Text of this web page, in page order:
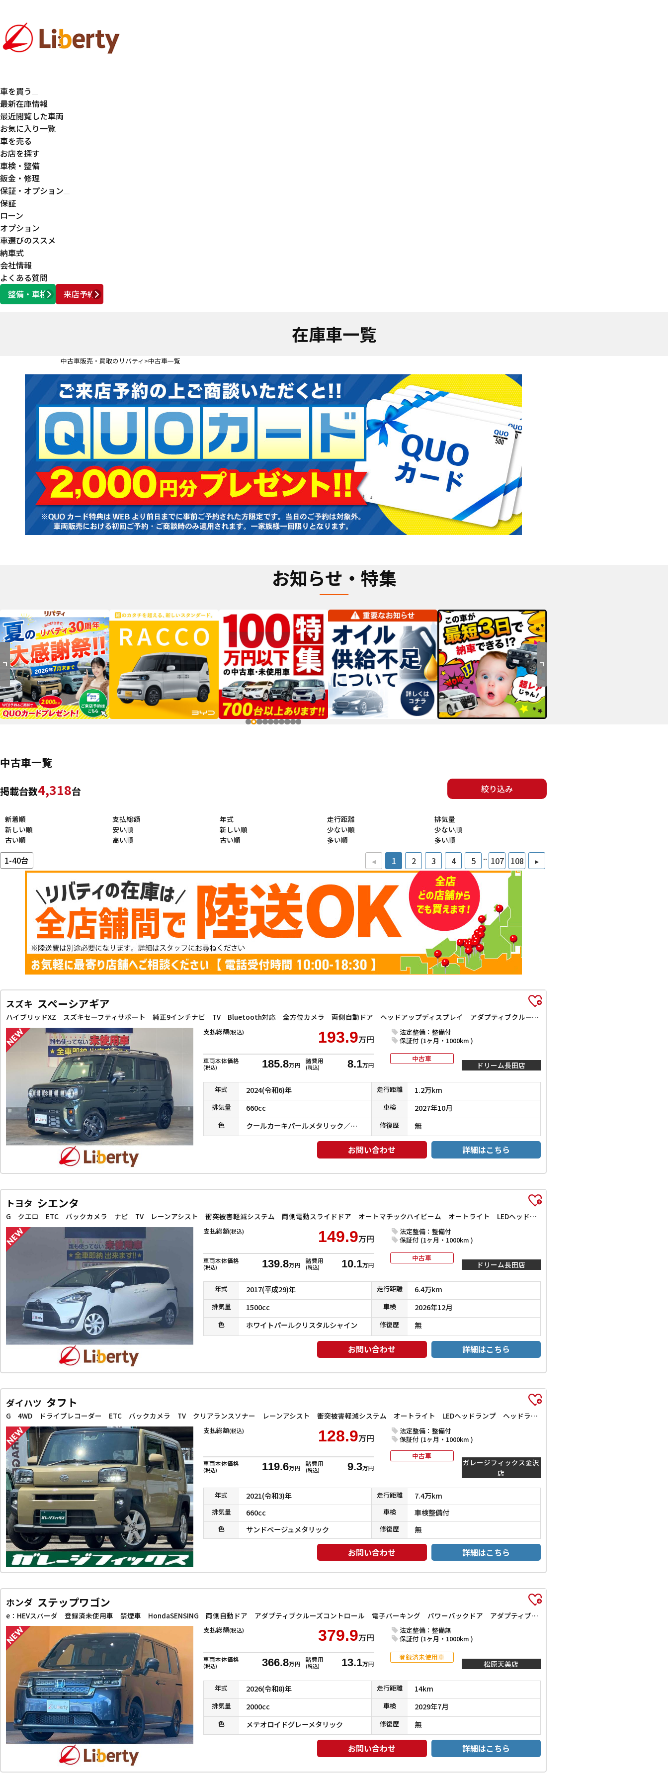
車を買う
最新在庫情報
最近閲覧した車両
お気に入り一覧
車を売る
お店を探す
車検・整備
鈑金・修理
保証・オプション
保証
ローン
オプション
車選びのススメ
納車式
会社情報
よくある質問
整備・車検
来店予約
営業時間 AM10:00 ～ PM6:00
在庫車一覧
中古車販売・買取のリバティ 中古車一覧
お知らせ・特集
中古車一覧
絞り込み
掲載台数4,318台
新着順
新しい順
古い順
支払総額
安い順
高い順
年式
新しい順
古い順
走行距離
少ない順
多い順
排気量
少ない順
多い順
1-40台 ◂ 1 2 3 4 5 .. 107 108 ▸
スズキ スペーシアギア
ハイブリッドXZ スズキセーフティサポート 純正9インチナビ TV Bluetooth対応 全方位カメラ 両側自動ドア ヘッドアップディスプレイ アダプティブクルーズコントロール ステアリングヒーター LEDヘッドライ
支払総額(税込) 193.9万円
車両本体価格
(税込) 185.8万円
諸費用
(税込) 8.1万円
法定整備：整備付
保証付 (1ヶ月・1000km )
中古車
ドリーム長田店
年式 2024(令和6)年 走行距離 1.2万km
排気量 660cc 車検 2027年10月
色 クールカーキパールメタリック／ガンメタリック 修復歴 無
お問い合わせ 詳細はこちら
トヨタ シエンタ
G クエロ ETC バックカメラ ナビ TV レーンアシスト 衝突被害軽減システム 両側電動スライドドア オートマチックハイビーム オートライト LEDヘッドランプ スマートキー アイドリングストップ
支払総額(税込) 149.9万円
車両本体価格
(税込) 139.8万円
諸費用
(税込) 10.1万円
法定整備：整備付
保証付 (1ヶ月・1000km )
中古車
ドリーム長田店
年式 2017(平成29)年 走行距離 6.4万km
排気量 1500cc 車検 2026年12月
色 ホワイトパールクリスタルシャイン 修復歴 無
お問い合わせ 詳細はこちら
ダイハツ タフト
G 4WD ドライブレコーダー ETC バックカメラ TV クリアランスソナー レーンアシスト 衝突被害軽減システム オートライト LEDヘッドランプ ヘッドライトウォッシャー スマートキー
支払総額(税込) 128.9万円
車両本体価格
(税込) 119.6万円
諸費用
(税込) 9.3万円
法定整備：整備付
保証付 (1ヶ月・1000km )
中古車
ガレージフィックス金沢
店
年式 2021(令和3)年 走行距離 7.4万km
排気量 660cc 車検 車検整備付
色 サンドベージュメタリック 修復歴 無
お問い合わせ 詳細はこちら
ホンダ ステップワゴン
e：HEVスパーダ 登録済未使用車 禁煙車 HondaSENSING 両側自動ドア アダプティブクルーズコントロール 電子パーキング パワーバックドア アダプティブクルーズコントロール ブラインドスポットモニター
支払総額(税込) 379.9万円
車両本体価格
(税込) 366.8万円
諸費用
(税込) 13.1万円
法定整備：整備無
保証付 (1ヶ月・1000km )
登録済未使用車
松原天美店
年式 2026(令和8)年 走行距離 14km
排気量 2000cc 車検 2029年7月
色 メテオロイドグレーメタリック 修復歴 無
お問い合わせ 詳細はこちら